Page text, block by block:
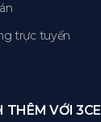
trực tuyến
THÊM VỚI